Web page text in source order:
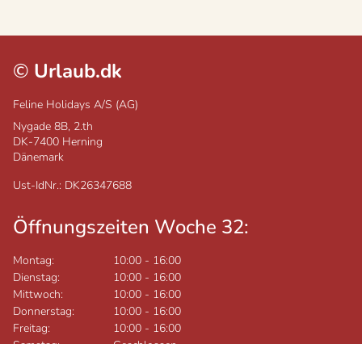
© Urlaub.dk
Feline Holidays A/S (AG)
Nygade 8B, 2.th
DK-7400 Herning
Dänemark
Ust-IdNr.: DK26347688
Öffnungszeiten Woche 32:
Montag: 10:00 - 16:00
Dienstag:
10:00 - 16:00
Mittwoch:
10:00 - 16:00
Donnerstag:
10:00 - 16:00
Freitag:
10:00 - 16:00